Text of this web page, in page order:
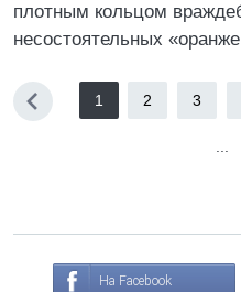
плотным кольцом
несостоятельных
1 2 3
На Facebook